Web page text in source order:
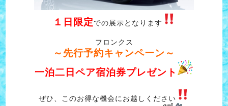
１日限定での展示となります
フロンクス
～先行予約キャンペーン～
一泊二日ペア宿泊券プレゼント
ぜひ、このお得な機会にお越しください